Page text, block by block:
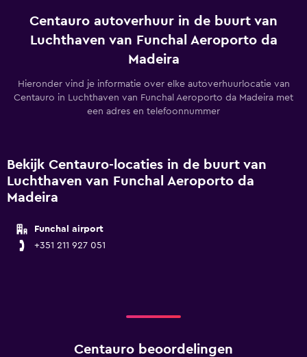
Centauro autoverhuur in de buurt van
Luchthaven van Funchal Aeroporto da
Madeira
Hieronder vind je informatie over elke autoverhuurlocatie van
Centauro in Luchthaven van Funchal Aeroporto da Madeira met
een adres en telefoonnummer
Bekijk Centauro-locaties in de buurt van
Luchthaven van Funchal Aeroporto da
Madeira
Funchal airport
+351 211 927 051
Centauro beoordelingen